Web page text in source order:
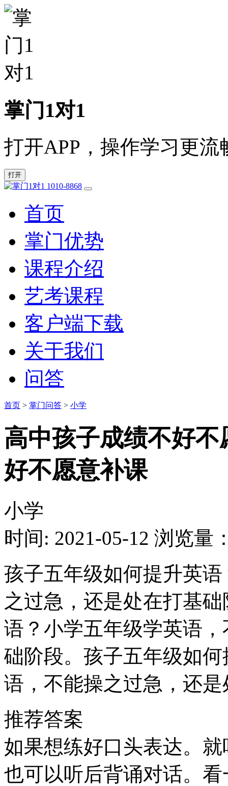
掌门1对1
打开APP，操作学习更流
打开
1010-8868
首页
掌门优势
课程介绍
艺考课程
客户端下载
关于我们
问答
首页 > 掌门问答 > 小学
高中孩子成绩不好
好不愿意补课
小学
时间: 2021-05-12 浏览量
孩子五年级如何提升英
之过急，还是处在打基
语？小学五年级学英语
础阶段。孩子五年级如
语，不能操之过急，还
推荐答案
如果想练好口头表达。
也可以听后背诵对话。